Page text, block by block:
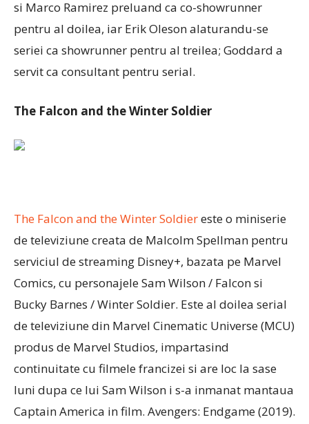
si Marco Ramirez preluand ca co-showrunner
pentru al doilea, iar Erik Oleson alaturandu-se
seriei ca showrunner pentru al treilea; Goddard a
servit ca consultant pentru serial.
The Falcon and the Winter Soldier
The Falcon and the Winter Soldiereste o miniserie
de televiziune creata de Malcolm Spellman pentru
serviciul de streaming Disney+, bazata pe Marvel
Comics, cu personajele Sam Wilson / Falcon si
Bucky Barnes / Winter Soldier. Este al doilea serial
de televiziune din Marvel Cinematic Universe (MCU)
produs de Marvel Studios, impartasind
continuitate cu filmele francizei si are loc la sase
luni dupa ce lui Sam Wilson i s-a inmanat mantaua
Captain America in film. Avengers: Endgame (2019).